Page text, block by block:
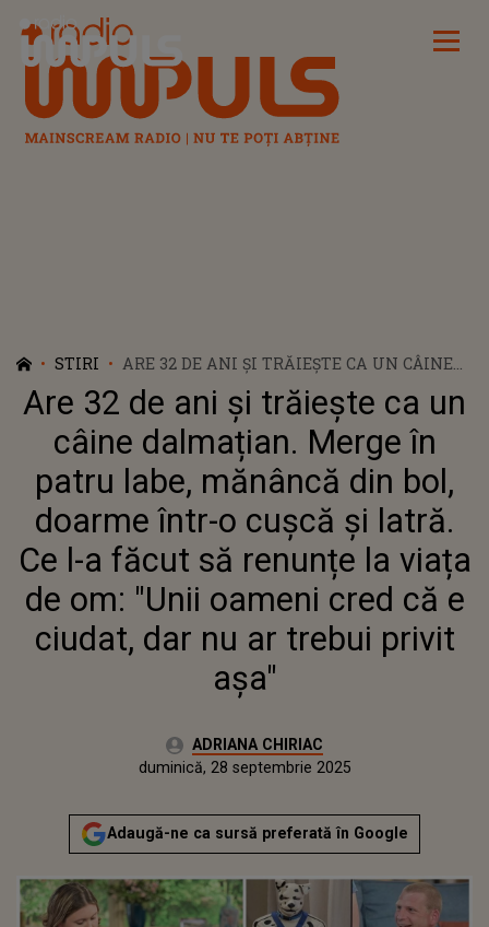
Radio Impuls
STIRI
ARE 32 DE ANI ȘI TRĂIEȘTE CA UN CÂINE
DALMAȚIAN. MERGE ÎN PATRU LABE,
MĂNÂNCĂ DIN BOL, DOARME ÎNTR-O
CUȘCĂ ȘI LATRĂ. CE L-A FĂCUT SĂ
RENUNȚE LA VIAȚA DE OM: "UNII OAMENI
CRED CĂ E CIUDAT, DAR NU AR TREBUI
PRIVIT AȘA"
Are 32 de ani și trăiește ca un
câine dalmațian. Merge în
patru labe, mănâncă din bol,
doarme într-o cușcă și latră.
Ce l-a făcut să renunțe la viața
de om: "Unii oameni cred că e
ciudat, dar nu ar trebui privit
așa"
Autor:ADRIANA CHIRIAC
duminică, 28 septembrie 2025
Actualizat:
duminică, 28 septembrie 2025
Adaugă-ne ca sursă preferată în Google